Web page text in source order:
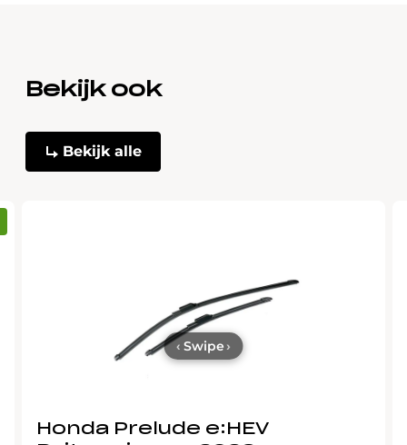
Bekijk ook
Bekijk alle
Honda Prelude e:HEV
‹ Swipe ›